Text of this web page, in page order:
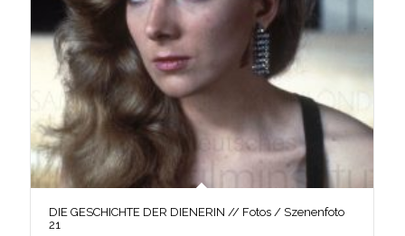
DIE GESCHICHTE DER DIENERIN // Fotos / Szenenfoto
21